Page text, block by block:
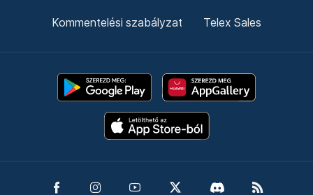
Kommentelési szabályzat Telex Sales